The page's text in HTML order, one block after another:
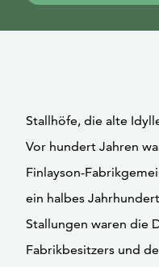
Stallhöfe, die alte
Vor hundert Jahren
Finlayson-
ein halbes
Stallungen waren die
Fabrikbesitzers und